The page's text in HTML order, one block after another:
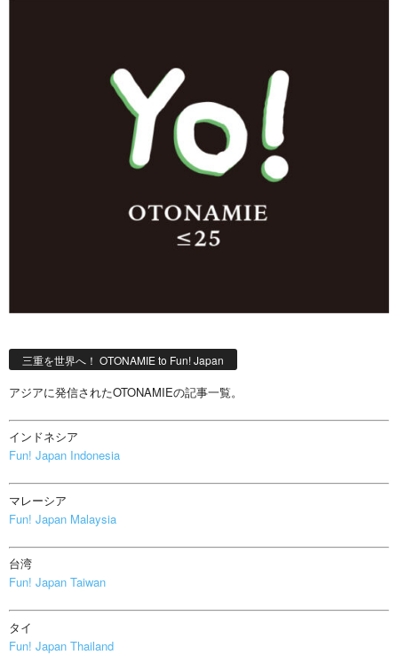
三重を世界へ！ OTONAMIE to Fun! Japan
アジアに発信されたOTONAMIEの記事一覧。
インドネシア
Fun! Japan Indonesia
マレーシア
Fun! Japan Malaysia
台湾
Fun! Japan Taiwan
タイ
Fun! Japan Thailand